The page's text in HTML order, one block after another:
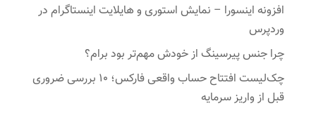
افزونه اینسورا – نمایش استوری و هایلایت اینستاگرام در
وردپرس
چرا جنس پیرسینگ از خودش مهم‌تر بود برام؟
چک‌لیست افتتاح حساب واقعی فارکس؛ ۱۰ بررسی ضروری
قبل از واریز سرمایه